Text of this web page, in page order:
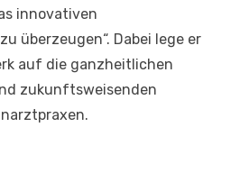
innovativen
überzeugen“. Dabei lege er
auf die ganzheitlichen
zukunftsweisenden